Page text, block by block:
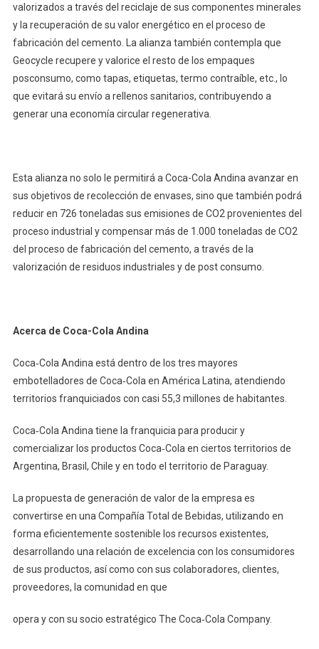
valorizados a través del reciclaje de sus componentes minerales
y la recuperación de su valor energético en el proceso de
fabricación del cemento. La alianza también contempla que
Geocycle recupere y valorice el resto de los empaques
posconsumo, como tapas, etiquetas, termo contraíble, etc., lo
que evitará su envío a rellenos sanitarios, contribuyendo a
generar una economía circular regenerativa.
Esta alianza no solo le permitirá a Coca-Cola Andina avanzar en
sus objetivos de recolección de envases, sino que también podrá
reducir en 726 toneladas sus emisiones de CO2 provenientes del
proceso industrial y compensar más de 1.000 toneladas de CO2
del proceso de fabricación del cemento, a través de la
valorización de residuos industriales y de post consumo.
Acerca de Coca-Cola Andina
Coca‐Cola Andina está dentro de los tres mayores
embotelladores de Coca‐Cola en América Latina, atendiendo
territorios franquiciados con casi 55,3 millones de habitantes.
Coca‐Cola Andina tiene la franquicia para producir y
comercializar los productos Coca‐Cola en ciertos territorios de
Argentina, Brasil, Chile y en todo el territorio de Paraguay.
La propuesta de generación de valor de la empresa es
convertirse en una Compañía Total de Bebidas, utilizando en
forma eficientemente sostenible los recursos existentes,
desarrollando una relación de excelencia con los consumidores
de sus productos, así como con sus colaboradores, clientes,
proveedores, la comunidad en que
opera y con su socio estratégico The Coca‐Cola Company.